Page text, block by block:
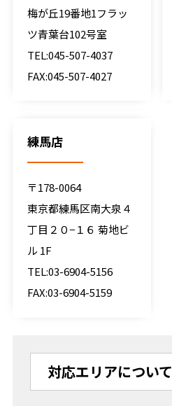
梅が丘19番地1フラッ
ツ青葉台102号室
TEL:045-507-4037
FAX:045-507-4027
練馬店
〒178-0064
東京都練馬区南大泉４
丁目２０−１６ 菊地ビ
ル 1F
TEL:03-6904-5156
FAX:03-6904-5159
対応エリアについて